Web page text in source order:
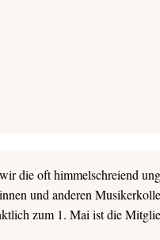
die oft himmelschreiend
und anderen
zum 1. Mai ist die